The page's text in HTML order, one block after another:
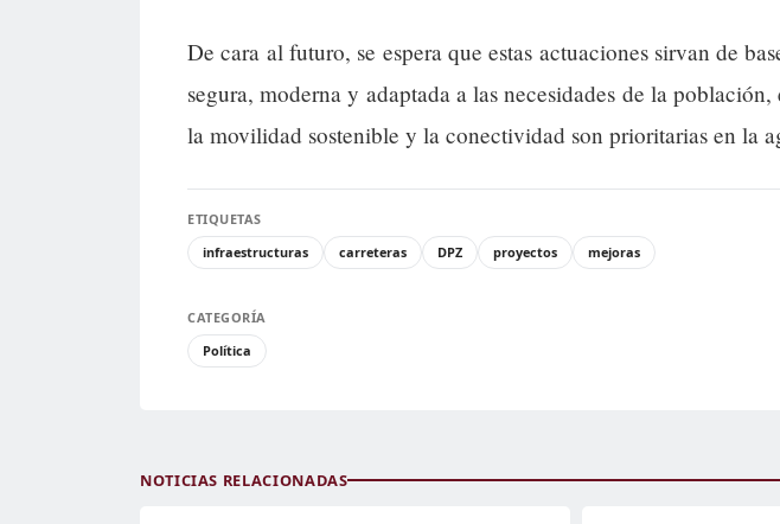
De cara al futuro, se espera que estas actuaciones sirvan de
segura, moderna y adaptada a las necesidades de la
la movilidad sostenible y la conectividad son prioritarias en la
ETIQUETAS
infraestructuras
carreteras DPZ proyectos mejoras
CATEGORÍA
Política
NOTICIAS RELACIONADAS